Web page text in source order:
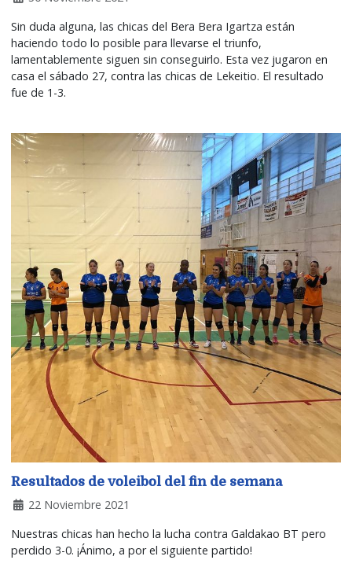
Sin duda alguna, las chicas del Bera Bera Igartza están
haciendo todo lo posible para llevarse el triunfo,
lamentablemente siguen sin conseguirlo. Esta vez jugaron en
casa el sábado 27, contra las chicas de Lekeitio. El resultado
fue de 1-3.
Resultados de voleibol del fin de semana
22 Noviembre 2021
Nuestras chicas han hecho la lucha contra Galdakao BT pero
perdido 3-0. ¡Ánimo, a por el siguiente partido!